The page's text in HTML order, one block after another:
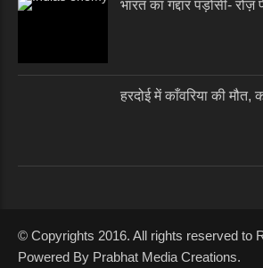
भारत का गद्दार पड़ोसी-
हरदोई में काँवरिया की मौत,
© Copyrights 2016. All rights reserved to
Powered By Prabhat Media Creations.